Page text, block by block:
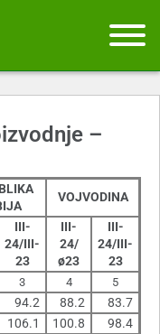
–
VOJVODINA
III-
24/III-
23
III-
24/
ø23
III-
24/III-
23
3 4 5
94.2 88.2
83.7
106.1 100.8
98.4